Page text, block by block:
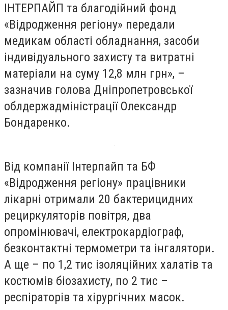
ІНТЕРПАЙП та благодійний фонд
«Відродження регіону» передали
медикам області обладнання, засоби
індивідуального захисту та витратні
матеріали на суму 12,8 млн грн», –
зазначив голова Дніпропетровської
облдержадміністрації Олександр
Бондаренко.
Від компанії Інтерпайп та БФ
«Відродження регіону» працівники
лікарні отримали 20 бактерицидних
рециркуляторів повітря, два
опромінювачі, електрокардіограф,
безконтактні термометри та інгалятори.
А ще – по 1,2 тис ізоляційних халатів та
костюмів біозахисту, по 2 тис –
респіраторів та хірургічних масок.